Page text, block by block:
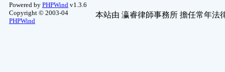
Powered by PHPWind v1.3.6
Copyright © 2003-04
PHPWind
本站由 瀛睿律師事務所 擔任常年法